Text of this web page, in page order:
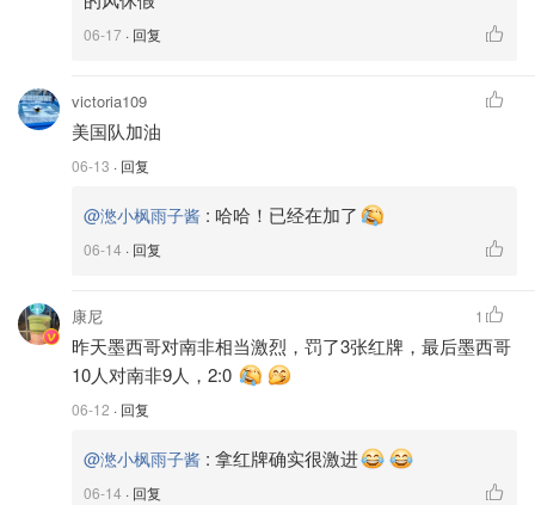
06-17 · 回复
victoria109
美国队加油
06-13 · 回复
@滺小枫雨子酱 : 哈哈！已经在加了
06-14 · 回复
康尼
昨天墨西哥对南非相当激烈，罚了3张红牌，最后墨西哥
10人对南非9人，2:0
06-12 · 回复
1
@滺小枫雨子酱 : 拿红牌确实很激进
06-14 · 回复